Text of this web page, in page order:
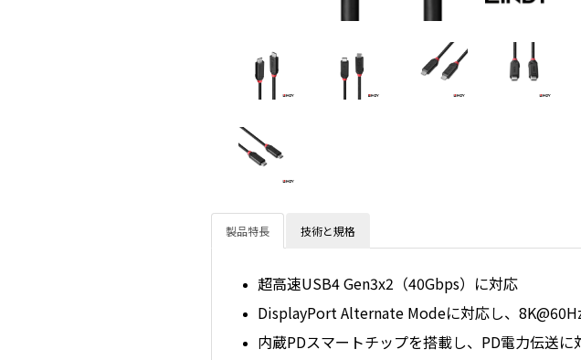
製品特長 技術と規格
超高速USB4 Gen3x2（40Gbps）に対応
DisplayPort Alternate Modeに対応し、
内蔵PDスマートチップを搭載し、PD電力伝送